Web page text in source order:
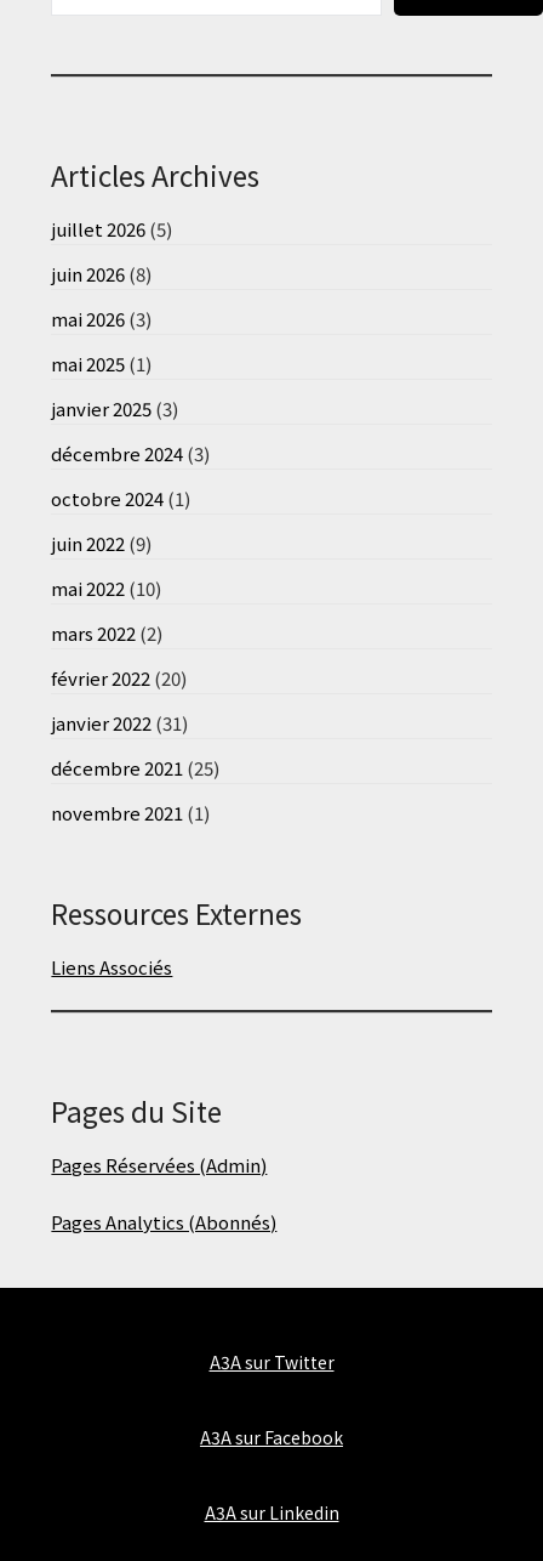
Articles Archives
juillet 2026(5)
juin 2026(8)
mai 2026(3)
mai 2025(1)
janvier 2025(3)
décembre 2024(3)
octobre 2024(1)
juin 2022(9)
mai 2022(10)
mars 2022(2)
février 2022(20)
janvier 2022(31)
décembre 2021 (25)
novembre 2021 (1)
Ressources Externes
Liens Associés
Pages du Site
Pages Réservées (Admin)
Pages Analytics (Abonnés)
A3A sur Twitter
A3A sur Facebook
A3A sur Linkedin